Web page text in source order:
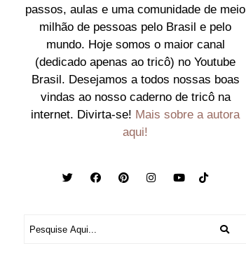
passos, aulas e uma comunidade de meio
milhão de pessoas pelo Brasil e pelo
mundo. Hoje somos o maior canal
(dedicado apenas ao tricô) no Youtube
Brasil. Desejamos a todos nossas boas
vindas ao nosso caderno de tricô na
internet. Divirta-se! Mais sobre a autora
aqui!